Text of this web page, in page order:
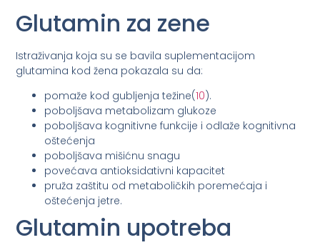
Glutamin za zene
Istraživanja koja su se bavila suplementacijom
glutamina kod žena pokazala su da:
pomaže kod gubljenja težine(10).
poboljšava metabolizam glukoze
poboljšava kognitivne funkcije i odlaže kognitivna
oštećenja
poboljšava mišićnu snagu
povećava antioksidativni kapacitet
pruža zaštitu od metaboličkih poremećaja i
oštećenja jetre.
Glutamin upotreba